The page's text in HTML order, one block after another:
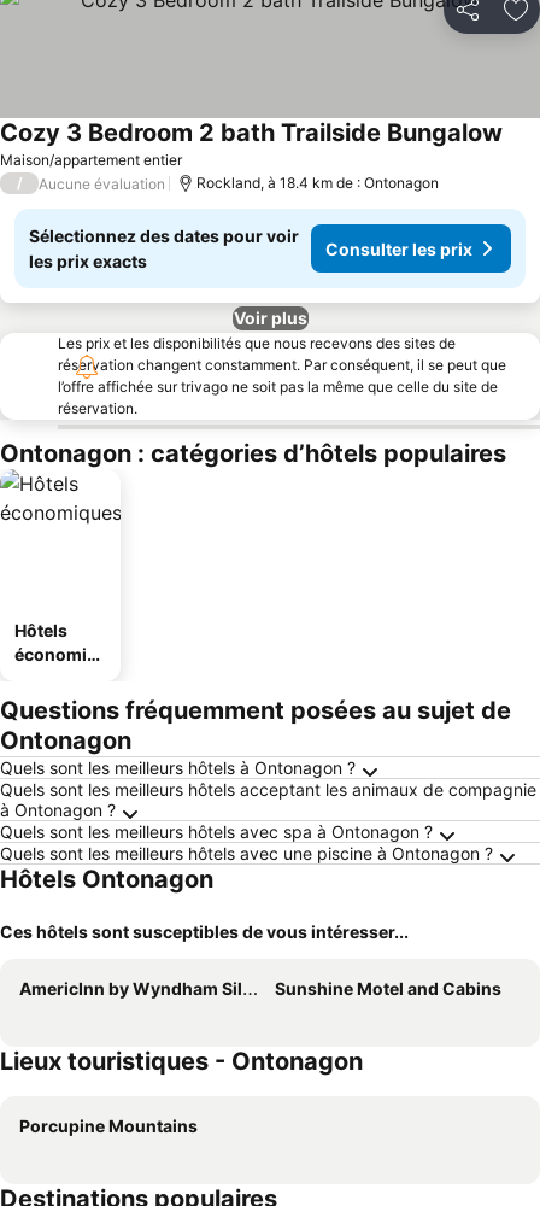
Partager
Maison/appartement entier
Cozy 3 Bedroom 2 bath Trailside Bungalow
/ Aucune évaluation Rockland, à 18.4 km de : Ontonagon
Sélectionnez des dates pour voir
les prix exacts
Consulter les prix
Voir plus
Les prix et les disponibilités que nous recevons des sites de
réservation changent constamment. Par conséquent, il se peut que
l’offre affichée sur trivago ne soit pas la même que celle du site de
réservation.
Ontonagon : catégories d’hôtels populaires
Hôtels
économiq
Questions fréquemment posées au sujet de
Ontonagon
Quels sont les meilleurs hôtels à Ontonagon ?
Quels sont les meilleurs hôtels acceptant les animaux de compagnie
à Ontonagon ?
Quels sont les meilleurs hôtels avec spa à Ontonagon ?
Quels sont les meilleurs hôtels avec une piscine à Ontonagon ?
Hôtels Ontonagon
Ces hôtels sont susceptibles de vous intéresser...
AmericInn by Wyndham Silver City Sunshine Motel and Cabins
Lieux touristiques - Ontonagon
Porcupine Mountains
Destinations populaires